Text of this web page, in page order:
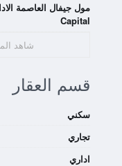
Capital
شاهد
قسم العقار
سكني
تجاري
اداري